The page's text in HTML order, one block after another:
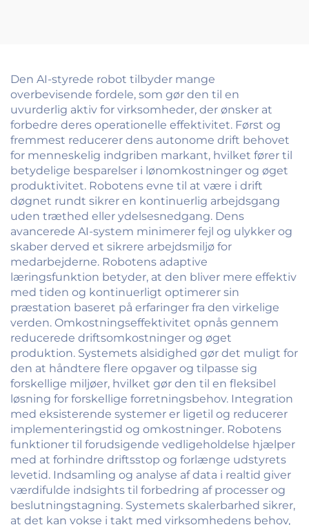
Den AI-styrede robot tilbyder mange
overbevisende fordele, som gør den til en
uvurderlig aktiv for virksomheder, der ønsker at
forbedre deres operationelle effektivitet. Først og
fremmest reducerer dens autonome drift behovet
for menneskelig indgriben markant, hvilket fører til
betydelige besparelser i lønomkostninger og øget
produktivitet. Robotens evne til at være i drift
døgnet rundt sikrer en kontinuerlig arbejdsgang
uden træthed eller ydelsesnedgang. Dens
avancerede AI-system minimerer fejl og ulykker og
skaber derved et sikrere arbejdsmiljø for
medarbejderne. Robotens adaptive
læringsfunktion betyder, at den bliver mere effektiv
med tiden og kontinuerligt optimerer sin
præstation baseret på erfaringer fra den virkelige
verden. Omkostningseffektivitet opnås gennem
reducerede driftsomkostninger og øget
produktion. Systemets alsidighed gør det muligt for
den at håndtere flere opgaver og tilpasse sig
forskellige miljøer, hvilket gør den til en fleksibel
løsning for forskellige forretningsbehov. Integration
med eksisterende systemer er ligetil og reducerer
implementeringstid og omkostninger. Robotens
funktioner til forudsigende vedligeholdelse hjælper
med at forhindre driftsstop og forlænge udstyrets
levetid. Indsamling og analyse af data i realtid giver
værdifulde indsights til forbedring af processer og
beslutningstagning. Systemets skalerbarhed sikrer,
at det kan vokse i takt med virksomhedens behov,